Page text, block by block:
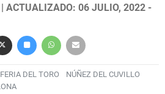
| ACTUALIZADO: 06 JULIO, 2022 -
FERIA DEL TORO
NÚÑEZ DEL CUVILLO